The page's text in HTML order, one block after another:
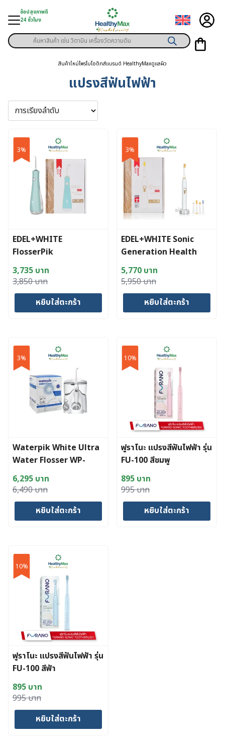
content
ช้อปสุขภาพดี
24 ชั่วโมง
มู่สินค้า
ษสมาชิก
สุขภาพ
Products
search
สินค้าใหม่โพรไบโอติกส์แบรนด์ HealthyMaxดูแลผิว
แปรงสีฟันไฟฟ้า
3%
EDEL+WHITE
FlosserPik
3,850บาท
Original
price
3,735 บาท
Current
price
หยิบใส่ตะกร้า
3%
EDEL+WHITE Sonic
Generation Health
Suite
5,950บาท
Original
price
5,770 บาท
Current
price
หยิบใส่ตะกร้า
3%
Waterpik White Ultra
Water Flosser WP-
100E2
6,490บาท
Original
price
6,295 บาท
Current
price
หยิบใส่ตะกร้า
10%
ฟูราโนะ แปรงสีฟันไฟฟ้า รุ่น
FU-100 สีชมพู
995บาท
Original
price
895 บาท
Current
price
หยิบใส่ตะกร้า
10%
ฟูราโนะ แปรงสีฟันไฟฟ้า รุ่น
FU-100 สีฟ้า
995บาท
Original
price
895 บาท
Current
price
หยิบใส่ตะกร้า